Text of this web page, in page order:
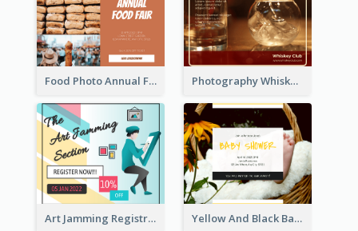
Food Photo Annual Food Fair Invitation Facebook Post Photography Whiskey Day Facebook Post With Details
Art Jamming Registration Facebook Post Yellow And Black Baby Shower Facebook Post